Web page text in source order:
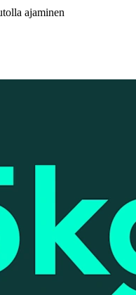
ajaminen